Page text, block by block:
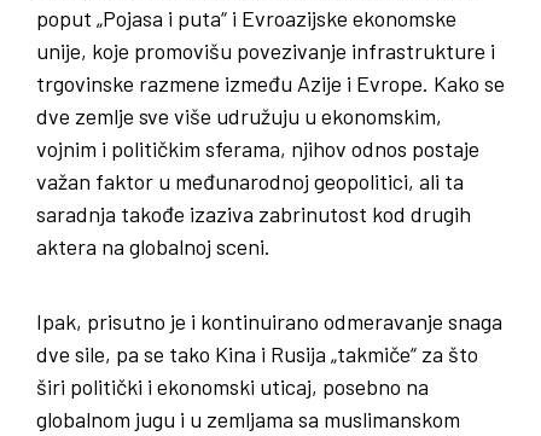
poput „Pojasa i puta“ i Evroazijske ekonomske
unije, koje promovišu povezivanje infrastrukture i
trgovinske razmene između Azije i Evrope. Kako se
dve zemlje sve više udružuju u ekonomskim,
vojnim i političkim sferama, njihov odnos postaje
važan faktor u međunarodnoj geopolitici, ali ta
saradnja takođe izaziva zabrinutost kod drugih
aktera na globalnoj sceni.
Ipak, prisutno je i kontinuirano odmeravanje snaga
dve sile, pa se tako Kina i Rusija „takmiče“ za što
širi politički i ekonomski uticaj, posebno na
globalnom jugu i u zemljama sa muslimanskom